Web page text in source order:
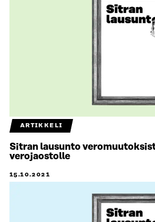
ARTIKKELI
Sitran lausunto
verojaostolle
15.10.2021